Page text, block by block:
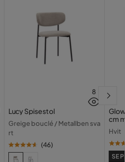
8
Lucy Spisestol
Greige bouclé / Metallben sva
rt
(46)
cm
med
Hvit
SE